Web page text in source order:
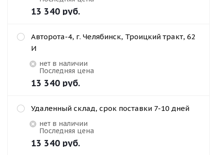
13 340 руб.
Авторота-4, г. Челябинск, Троицкий тракт, 62
И
Нет в наличии
Последняя цена
13 340 руб.
Удаленный склад, срок поставки 7-10 дней
Нет в наличии
Последняя цена
13 340 руб.